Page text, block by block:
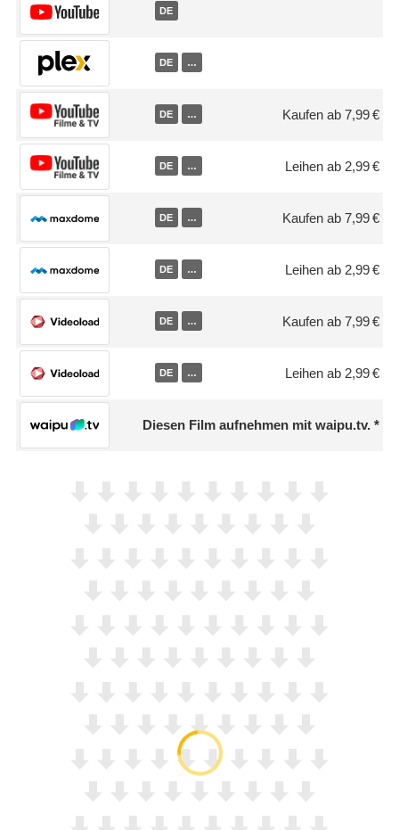
DE
DE …
DE … Kaufen ab 7,99 €
DE … Leihen ab 2,99 €
DE … Kaufen ab 7,99 €
DE … Leihen ab 2,99 €
DE … Kaufen ab 7,99 €
DE … Leihen ab 2,99 €
Diesen Film aufnehmen mit waipu.tv.